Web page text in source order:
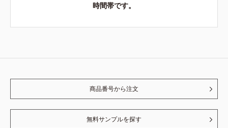
時間帯です。
商品番号から注文
無料サンプルを探す